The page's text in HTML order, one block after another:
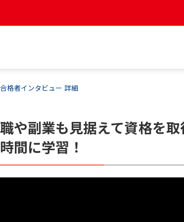
合格者インタビュー 詳細
や副業も見据えて資格を
間に学習！